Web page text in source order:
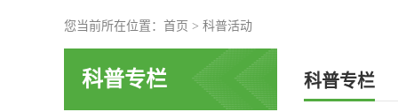
您当前所在位置： 首页 > 科普活动
科普专栏 科普专栏